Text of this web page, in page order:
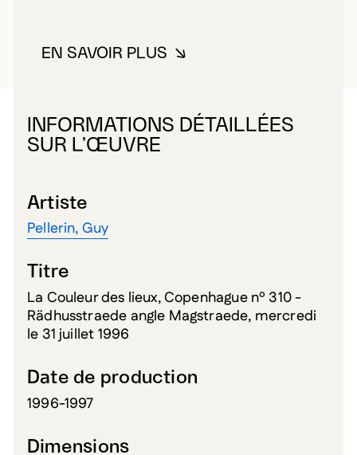
EN SAVOIR PLUSÀ PROPOS DE PELLERIN, GUY
INFORMATIONS DÉTAILLÉES
SUR L’ŒUVRE
Artiste
Pellerin, Guy
Titre
La Couleur des lieux, Copenhague nº 310 -
Rädhusstraede angle Magstraede, mercredi
le 31 juillet 1996
Date de production
1996-1997
Dimensions